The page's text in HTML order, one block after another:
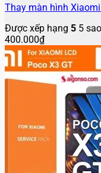
Thay màn hình
Được xếp hạng 5 5 sao
400.000₫